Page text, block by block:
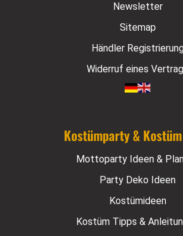
Newsletter
Sitemap
Händler
Widerruf eines
Kostümparty &
Mottoparty Ideen &
Party Deko Ideen
Kostümideen
Kostüm Tipps &